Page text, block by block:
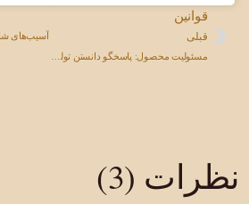
قوانین
قبلی
مسئولیت محصول: پاسخگو دانستن تولیدکنندگان در قبال کالاهای معیوب
نظرات (3)